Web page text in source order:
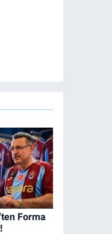
Forma